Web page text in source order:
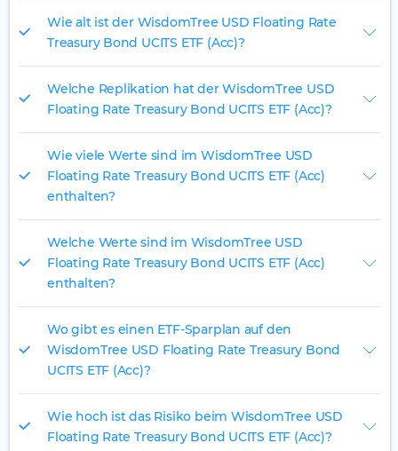
Wie alt ist der WisdomTree USD Floating Rate
Treasury Bond UCITS ETF (Acc)?
Welche Replikation hat der WisdomTree USD
Floating Rate Treasury Bond UCITS ETF (Acc)?
Wie viele Werte sind im WisdomTree USD
Floating Rate Treasury Bond UCITS ETF (Acc)
enthalten?
Welche Werte sind im WisdomTree USD
Floating Rate Treasury Bond UCITS ETF (Acc)
enthalten?
Wo gibt es einen ETF-Sparplan auf den
WisdomTree USD Floating Rate Treasury Bond
UCITS ETF (Acc)?
Wie hoch ist das Risiko beim WisdomTree USD
Floating Rate Treasury Bond UCITS ETF (Acc)?